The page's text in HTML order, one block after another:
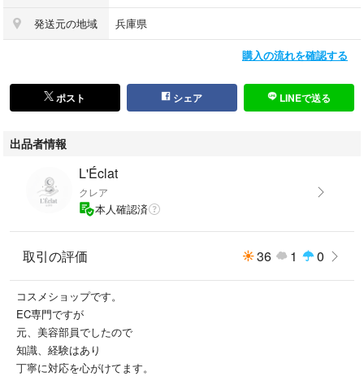
発送元の地域 兵庫県
購入の流れを確認する
ポスト シェア LINEで送る
出品者情報
L'Éclat
クレア
本人確認済
取引の評価 36 1 0
コスメショップです。
EC専門ですが
元、美容部員でしたので
知識、経験はあり
丁寧に対応を心がけてます。